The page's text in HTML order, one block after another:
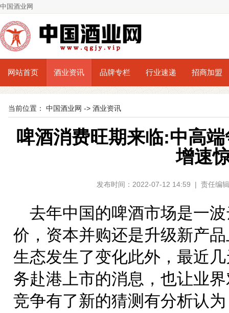
中国酒业网
网站首页 酒业资讯 品牌专栏 行业速递 招商加盟
当前位置： 中国酒业网 -> 酒业资讯
啤酒消费旺期来临:中高
增速
发布时间：2022-07-12 14:59 | 责任
去年中国的啤酒市场是一
价，资本并购还是升级新产
生态发生了变化此外，最近
务赴港上市的消息，也让业
竞争有了新的猜测有分析认